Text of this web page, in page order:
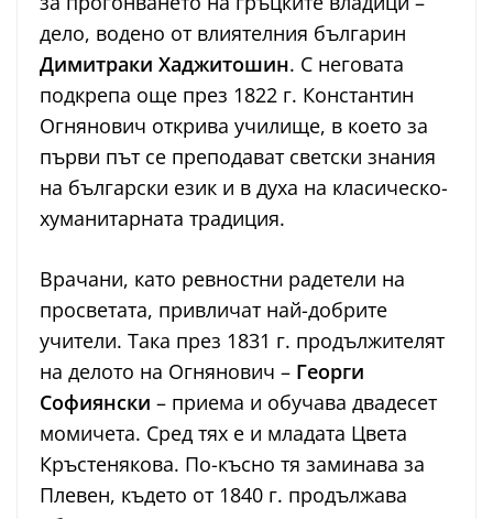
дело, водено от влиятелния българин
Димитраки Хаджитошин. С неговата
подкрепа още през 1822 г. Константин
Огнянович открива училище, в което за
първи път се преподават светски знания
на български език и в духа на класическо-
хуманитарната традиция.
Врачани, като ревностни радетели на
просветата, привличат най-добрите
учители. Така през 1831 г. продължителят
на делото на Огнянович – Георги
Софиянски – приема и обучава двадесет
момичета. Сред тях е и младата Цвета
Кръстенякова. По-късно тя заминава за
Плевен, където от 1840 г. продължава